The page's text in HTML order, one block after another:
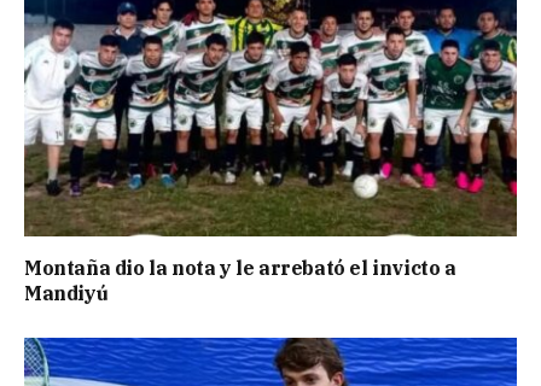
Montaña dio la nota y le arrebató el invicto a
Mandiyú